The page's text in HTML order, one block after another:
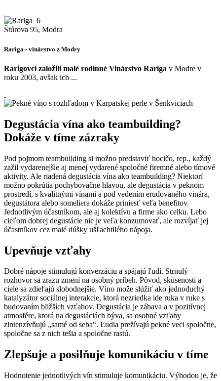
Štúrova 95, Modra
Rariga - vinárstvo z Modry
Rarigovci založili malé rodinné Vinárstvo Rariga v Modre v
roku 2003, avšak ich ...
Degustácia vína ako teambuilding?
Dokáže v tíme zázraky
Pod pojmom teambuilding si možno predstaviť hocičo, rep., každý
zažil vydarenejšie aj menej vydarené spoločné firemné alebo tímové
aktivity. Ale riadená degustácia vína ako teambuilding? Niektorí
možno pokrútia pochybovačne hlavou, ale degustácia v peknom
prostredí, s kvalitnými vínami a pod vedením erudovaného vinára,
degustátora alebo someliera dokáže priniesť veľa benefitov.
Jednotlivým účastníkom, ale aj kolektívu a firme ako celku. Lebo
cieľom dobrej degustácie nie je veľa konzumovať, ale rozvíjať jej
účastníkov cez malé dúšky ušľachtilého nápoja.
Upevňuje vzťahy
Dobré nápoje stimulujú konverzáciu a spájajú ľudí. Strnulý
rozhovor sa zrazu zmení na osobný príbeh. Pôvod, skúsenosti a
ciele sa zdieľajú slobodnejšie. Víno može slúžiť ako jednoduchý
katalyzátor sociálnej interakcie, ktorá nezriedka ide ruka v ruke s
budovaním bližších vzťahov. Degustácia je zábava a v pozitívnej
atmosfére, ktorá na degustáciách býva, sa osobné vzťahy
zintenzívňujú „samé od seba“. Ľudia prežívajú pekné veci spoločne,
spoločne sa z nich tešia a spoločne rastú.
Zlepšuje a posilňuje komunikáciu v tíme
Hodnotenie jednotlivých vín stimuluje komunikáciu. Výhodou je, že